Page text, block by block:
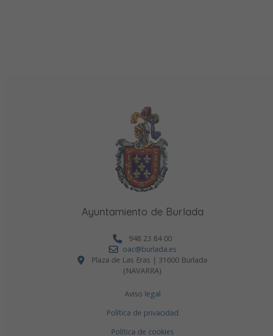
Ayuntamiento de Burlada
948 23 84 00
oac@burlada.es
Plaza de Las Eras | 31600 Burlada
(NAVARRA)
Aviso legal
Política de privacidad
Política de cookies